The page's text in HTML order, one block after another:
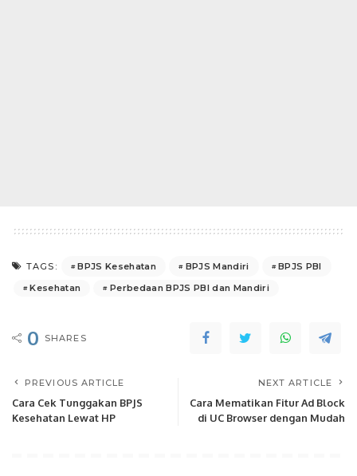
TAGS: BPJS Kesehatan BPJS Mandiri
BPJS PBI
Kesehatan
Perbedaan BPJS PBI dan Mandiri
0 SHARES
PREVIOUS ARTICLE
Cara Cek Tunggakan BPJS
Kesehatan Lewat HP
NEXT ARTICLE
Cara Mematikan Fitur Ad Block
di UC Browser dengan Mudah